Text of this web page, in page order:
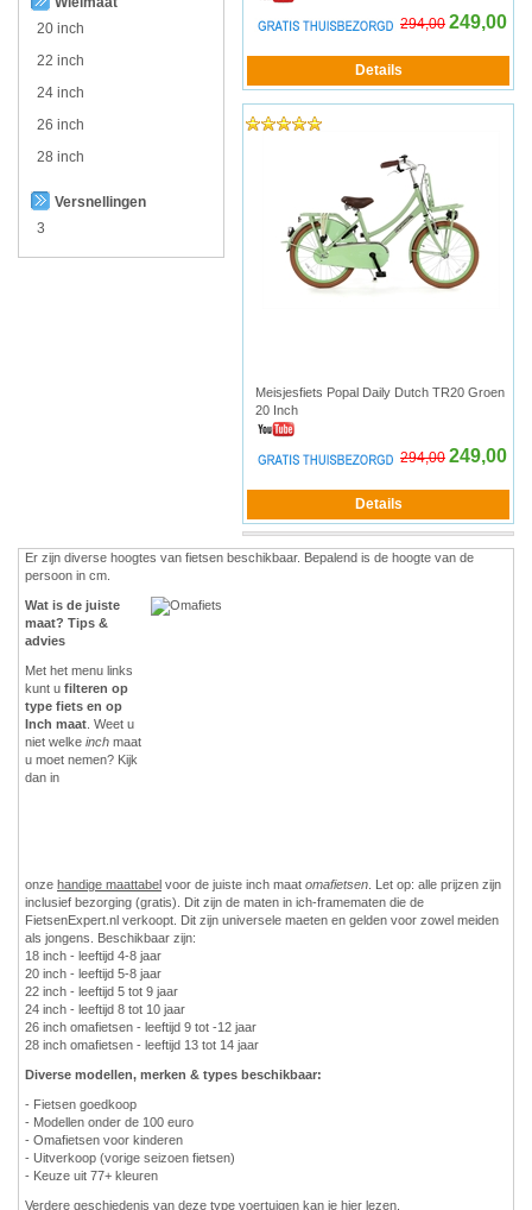
20 inch
22 inch
24 inch
26 inch
28 inch
Versnellingen
3
294,00 249,00
Meisjesfiets Popal Daily Dutch TR20 Groen
20 Inch
294,00 249,00
Er zijn diverse hoogtes van fietsen beschikbaar. Bepalend is de hoogte van de
persoon in cm.
Wat is de juiste
maat? Tips &
advies
Met het menu links
kunt u filteren op
type fiets en op
Inch maat . Weet u
niet welke inch maat
u moet nemen? Kijk
dan in
onze handige maattabel voor de juiste inch maat omafietsen . Let op: alle prijzen zijn
inclusief bezorging (gratis). Dit zijn de maten in ich-framematen die de
FietsenExpert.nl verkoopt. Dit zijn universele maeten en gelden voor zowel meiden
als jongens. Beschikbaar zijn:
18 inch - leeftijd 4-8 jaar
20 inch - leeftijd 5-8 jaar
22 inch - leeftijd 5 tot 9 jaar
24 inch - leeftijd 8 tot 10 jaar
26 inch omafietsen - leeftijd 9 tot -12 jaar
28 inch omafietsen - leeftijd 13 tot 14 jaar
Diverse modellen, merken & types beschikbaar:
- Fietsen goedkoop
- Modellen onder de 100 euro
- Omafietsen voor kinderen
- Uitverkoop (vorige seizoen fietsen)
- Keuze uit 77+ kleuren
Verdere geschiedenis van deze type voertuigen kan je hier lezen.